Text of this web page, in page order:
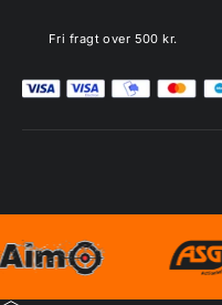
Fri fragt over 500 kr.